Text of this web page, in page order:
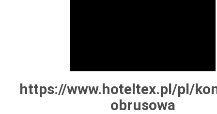
https://www.hoteltex.pl/pl/
obrusowa